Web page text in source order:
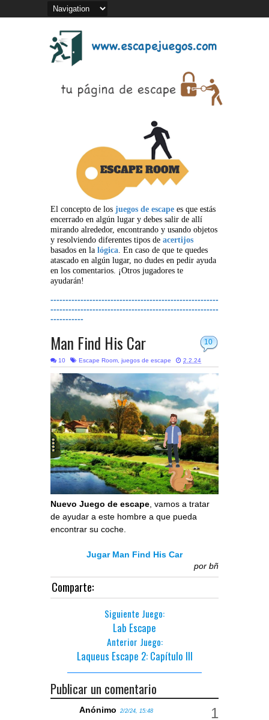
El concepto de los juegos de escape es que estás
encerrado en algún lugar y debes salir de allí
mirando alrededor, encontrando y usando objetos
y resolviendo diferentes tipos de acertijos
basados en la lógica. En caso de que te quedes
atascado en algún lugar, no dudes en pedir ayuda
en los comentarios. ¡Otros jugadores te
ayudarán!
--------------------------------------------------------
--------------------------------------------------------
-----------
10
Man Find His Car
10 Escape Room, juegos de escape 2.2.24
Nuevo Juego de escape, vamos a tratar
de ayudar a este hombre a que pueda
encontrar su coche.
Jugar Man Find His Car
por bñ
Comparte:
Siguiente Juego:
Lab Escape
Anterior Juego:
Laqueus Escape 2: Capítulo III
Publicar un comentario
Anónimo 2/2/24, 15:48